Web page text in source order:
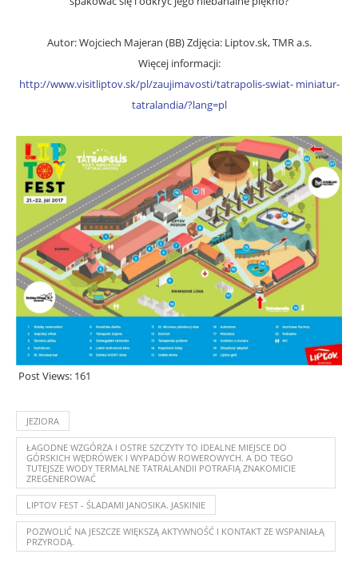
Autor: Wojciech Majeran (BB) Zdjęcia: Liptov.sk, TMR a.s.
Więcej informacji:
http://www.visitliptov.sk/pl/zaujimavosti/tatrapolis-swiat- miniatur-
tatralandia/?lang=pl
Post Views: 161
JEZIORA
ŁAGODNE WZGÓRZA I OSTRE SZCZYTY TO IDEALNE MIEJSCE DO
GÓRSKICH WĘDRÓWEK I WYPADÓW ROWEROWYCH. A DO TEGO
TUTEJSZE WODY TERMALNE TATRALANDII POTRAFIĄ ZNAKOMICIE
ZREGENEROWAĆ
LIPTOV FEST - ŚLADAMI JANOSIKA. JASKINIE
POZWOLIĆ NA JESZCZE WIĘKSZĄ AKTYWNOŚĆ I KONTAKT ZE WSPANIAŁĄ
PRZYRODĄ.